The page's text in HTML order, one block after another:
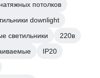
потолков
downlight
светильники
220в
IP20